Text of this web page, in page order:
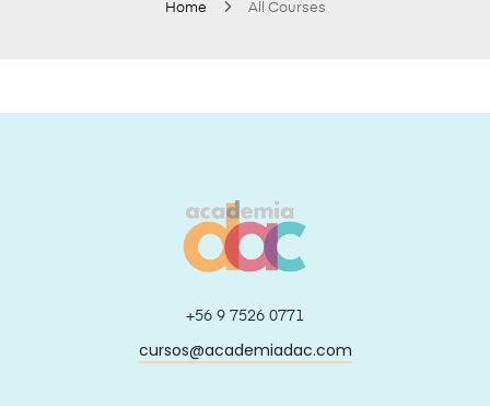
Home All Courses
+56 9 7526 0771
cursos@academiadac.com